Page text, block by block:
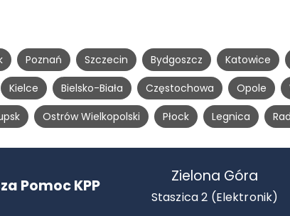
Poznań Szczecin Bydgoszcz Katowice
Kielce Bielsko-Biała Częstochowa Opole
Ostrów Wielkopolski Płock Legnica
Pomoc KPP
Zielona Góra
Staszica 2 (Elektronik)